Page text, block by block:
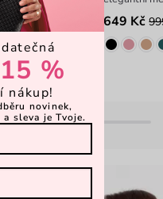
649 Kč
%
nákup!
novinek,
sleva je Tvoje.